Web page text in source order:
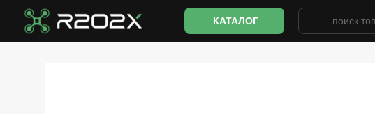
Перейти к основному контенту
КАТАЛОГ